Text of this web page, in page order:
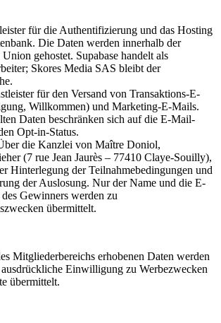
für die Authentifizierung und das Hosting
Die Daten werden innerhalb der
gehostet. Supabase handelt als
Skores Media SAS bleibt der
für den Versand von Transaktions-E-
Willkommen) und Marketing-E-Mails.
Daten beschränken sich auf die E-Mail-
Opt-in-Status.
die Kanzlei von Maître Doniol,
(7 rue Jean Jaurès – 77410 Claye-Souilly),
Hinterlegung der Teilnahmebedingungen und
der Auslosung. Nur der Name und die E-
Gewinners werden zu
übermittelt.
Mitgliederbereichs erhobenen Daten werden
Einwilligung zu Werbezwecken
übermittelt.